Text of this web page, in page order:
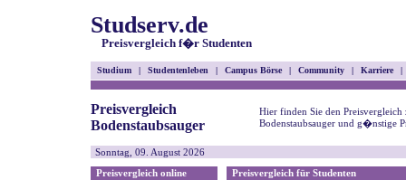
Studserv.de
Preisvergleich f�r Studenten
Studium | Studentenleben | Campus Börse | Community | Karriere |
Preisvergleich
Bodenstaubsauger
Hier finden Sie den Preisvergleich
Bodenstaubsauger und g�nstige
Sonntag, 09. August 2026
Preisvergleich online
Preisvergleich für Studenten